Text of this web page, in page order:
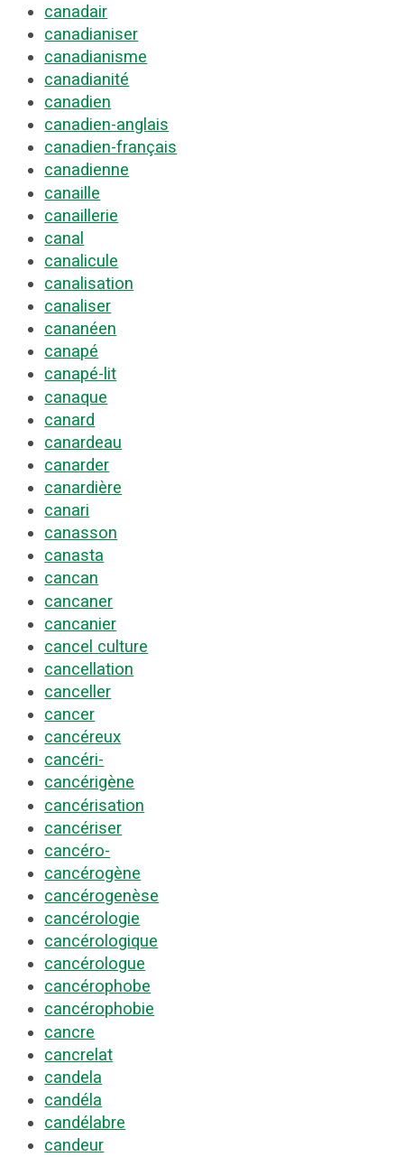
canadair
canadianiser
canadianisme
canadianité
canadien
canadien-anglais
canadien-français
canadienne
canaille
canaillerie
canal
canalicule
canalisation
canaliser
cananéen
canapé
canapé-lit
canaque
canard
canardeau
canarder
canardière
canari
canasson
canasta
cancan
cancaner
cancanier
cancel culture
cancellation
canceller
cancer
cancéreux
cancéri-
cancérigène
cancérisation
cancériser
cancéro-
cancérogène
cancérogenèse
cancérologie
cancérologique
cancérologue
cancérophobe
cancérophobie
cancre
cancrelat
candela
candéla
candélabre
candeur